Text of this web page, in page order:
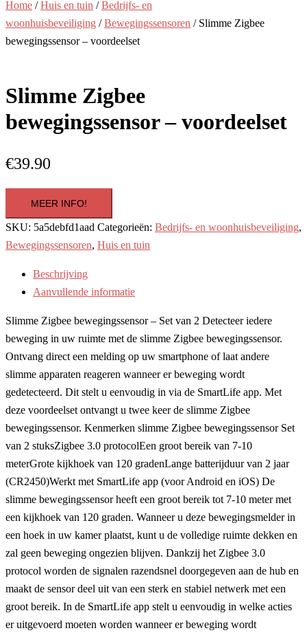
Home /Huis en tuin /Bedrijfs- en
woonhuisbeveiliging /Bewegingssensoren / Slimme Zigbee
bewegingssensor – voordeelset
Slimme Zigbee
bewegingssensor – voordeelset
€39.90
MEER INFO!
SKU: 5a5debfd1aad Categorieën: Bedrijfs- en woonhuisbeveiliging,
Bewegingssensoren, Huis en tuin
Beschrijving
Aanvullende informatie
Slimme Zigbee bewegingssensor – Set van 2 Detecteer iedere
beweging in uw ruimte met de slimme Zigbee bewegingssensor.
Ontvang direct een melding op uw smartphone of laat andere
slimme apparaten reageren wanneer er beweging wordt
gedetecteerd. Dit stelt u eenvoudig in via de SmartLife app. Met
deze voordeelset ontvangt u twee keer de slimme Zigbee
bewegingssensor. Kenmerken slimme Zigbee bewegingssensor Set
van 2 stuksZigbee 3.0 protocolEen groot bereik van 7-10
meterGrote kijkhoek van 120 gradenLange batterijduur van 2 jaar
(CR2450)Werkt met SmartLife app (voor Android en iOS) De
slimme bewegingssensor heeft een groot bereik tot 7-10 meter met
een kijkhoek van 120 graden. Wanneer u deze bewegingsmelder in
een hoek in uw kamer plaatst, kunt u de volledige ruimte dekken en
zal geen beweging ongezien blijven. Dankzij het Zigbee 3.0
protocol worden de signalen razendsnel doorgegeven aan de hub en
maakt de sensor deel uit van een sterk en stabiel netwerk met een
groot bereik. In de SmartLife app stelt u eenvoudig in welke acties
er uitgevoerd moeten worden wanneer er beweging wordt